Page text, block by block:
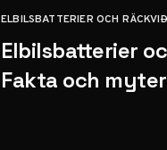
KATEGORI
ELBILSBATTERIER OCH
Elbilsbatterier
Fakta och myter